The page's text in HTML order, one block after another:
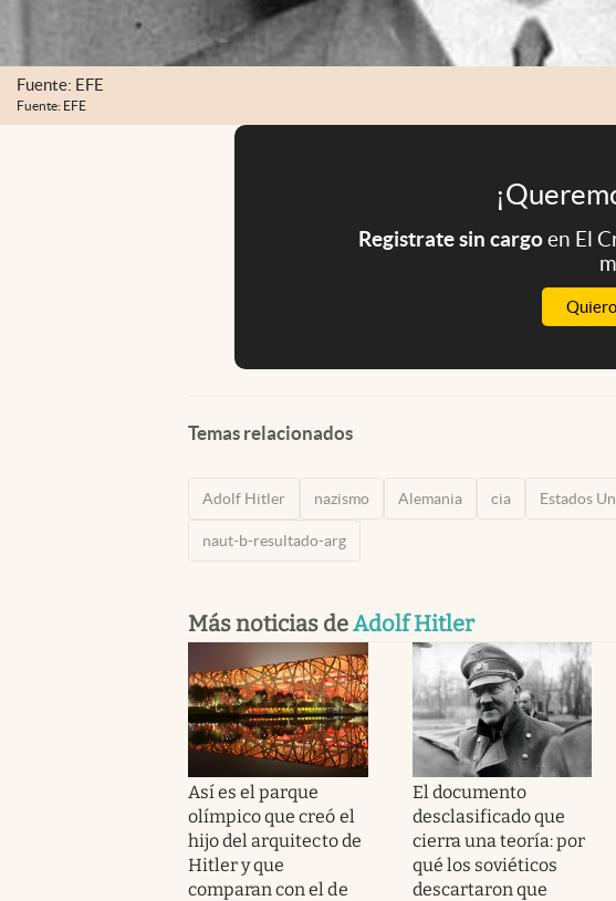
Fuente: EFE
Fuente: EFE
Registrate sin cargoen El
Temas relacionados
Adolf Hitler nazismo Alemania cia Estados
naut-b-resultado-arg
Más noticias deAdolf Hitler
Así es el parque
olímpico que creó el
hijo del arquitecto de
Hitler y que
comparan con el de
El documento
desclasificado que
cierra una teoría: por
qué los soviéticos
descartaron que